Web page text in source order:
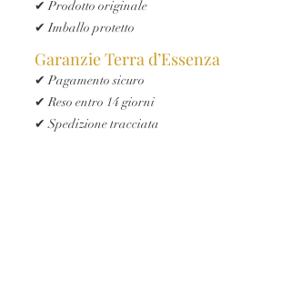
✔ Prodotto originale
✔ Imballo protetto
Garanzie Terra d’Essenza
✔ Pagamento sicuro
✔ Reso entro 14 giorni
✔ Spedizione tracciata